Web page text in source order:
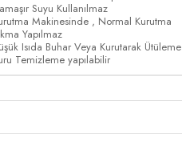
Suyu Kullanılmaz
Makinesinde , Normal Kurutma
Yapılmaz
Isıda Buhar Veya Kurutarak Ütüleme
Temizleme yapılabilir